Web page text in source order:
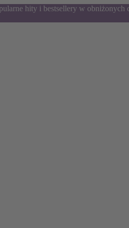
hity i bestsellery w obniżonych